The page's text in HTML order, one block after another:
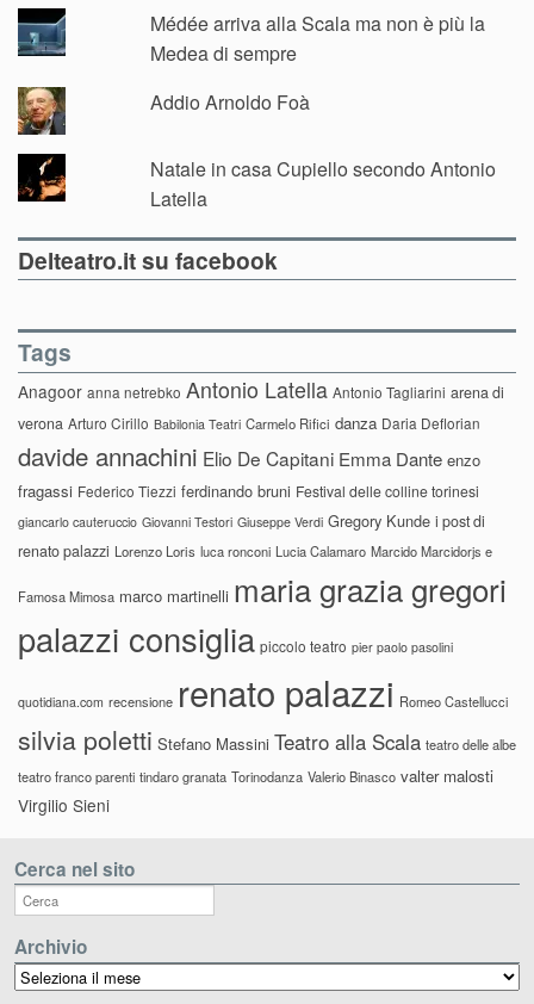
Médée arriva alla Scala ma non è più la
Medea di sempre
Addio Arnoldo Foà
Natale in casa Cupiello secondo Antonio
Latella
Delteatro.it su facebook
Tags
Anagoor anna netrebko Antonio Latella Antonio Tagliarini arena di
verona Arturo Cirillo Babilonia Teatri Carmelo Rifici danza Daria Deflorian
davide annachini Elio De Capitani Emma Dante enzo
fragassi Federico Tiezzi ferdinando bruni Festival delle colline torinesi
giancarlo cauteruccio Giovanni Testori Giuseppe Verdi Gregory Kunde i post di
renato palazzi Lorenzo Loris luca ronconi Lucia Calamaro Marcido Marcidorjs e
Famosa Mimosa marco martinelli maria grazia gregori
palazzi consiglia piccolo teatro pier paolo pasolini
quotidiana.com recensione renato palazzi Romeo Castellucci
silvia poletti Stefano Massini Teatro alla Scala teatro delle albe
teatro franco parenti tindaro granata Torinodanza Valerio Binasco valter malosti
Virgilio Sieni
Cerca nel sito
Archivio
Archivio